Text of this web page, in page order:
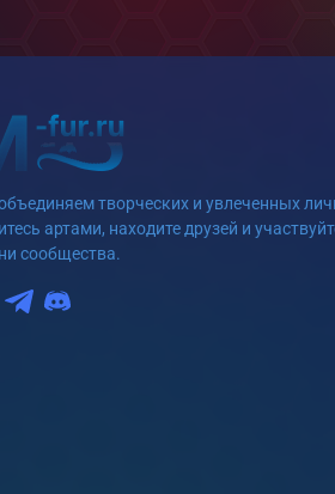
творческих и увлеченных
артами, находите друзей и
сообщества.